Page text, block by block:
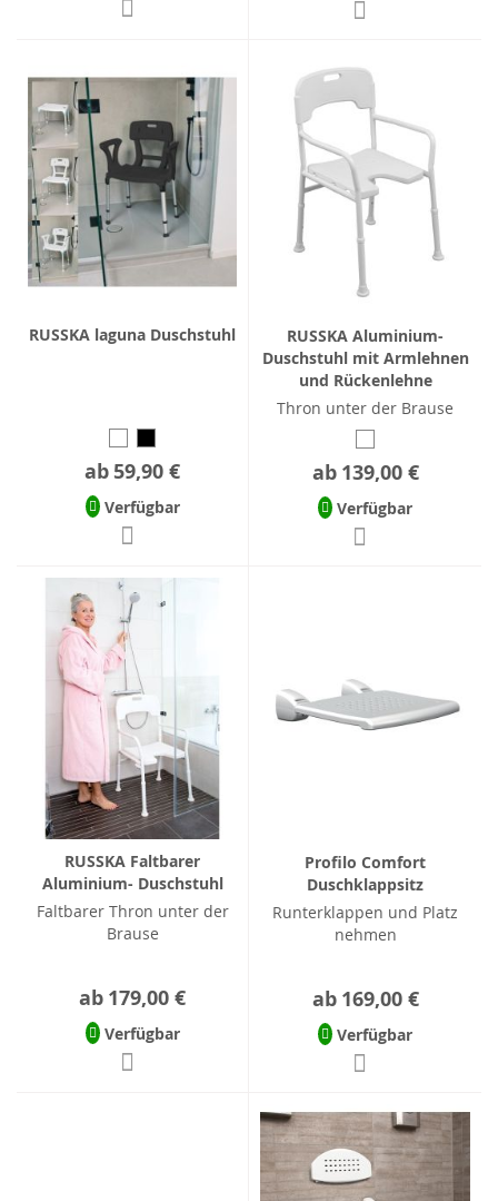
RUSSKA laguna Duschstuhl
ab 59,90 €
Verfügbar
RUSSKA Aluminium-
Duschstuhl mit Armlehnen
und Rückenlehne
Thron unter der Brause
ab 139,00 €
Verfügbar
RUSSKA Faltbarer
Aluminium- Duschstuhl
Faltbarer Thron unter der
Brause
ab 179,00 €
Verfügbar
Profilo Comfort
Duschklappsitz
Runterklappen und Platz
nehmen
ab 169,00 €
Verfügbar